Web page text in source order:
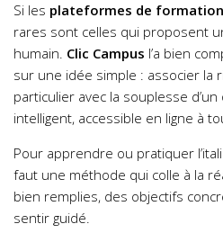
Si les plateformes de
rares sont celles qui proposent
humain. Clic Campus l’a bien
sur une idée simple : associer la
particulier avec la souplesse
intelligent, accessible en ligne à
Pour apprendre ou pratiquer
faut une méthode qui colle à la
bien remplies, des objectifs
sentir guidé.